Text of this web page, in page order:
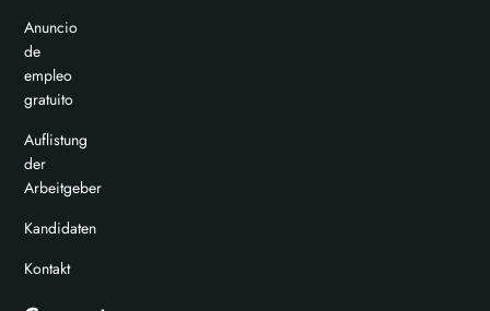
Anuncio
de
empleo
gratuito
Auflistung
der
Arbeitgeber
Kandidaten
Kontakt